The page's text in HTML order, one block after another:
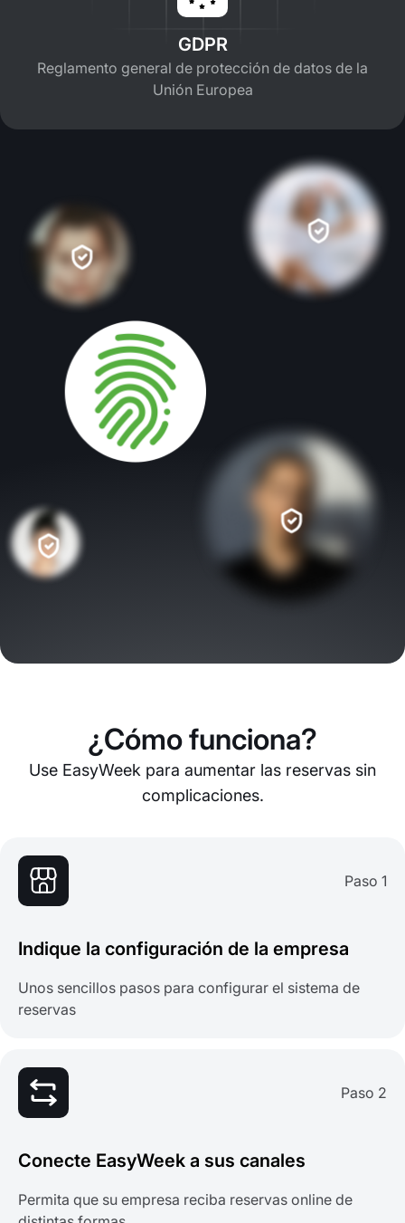
GDPR
Reglamento general de protección de datos de la
Unión Europea
¿Cómo funciona?
Use EasyWeek para aumentar las reservas sin
complicaciones.
Paso 1
Indique la configuración de la empresa
Unos sencillos pasos para configurar el sistema de
reservas
Paso 2
Conecte EasyWeek a sus canales
Permita que su empresa reciba reservas online de